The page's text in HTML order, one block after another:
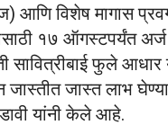
आणि विशेष मागास
१७ ऑगस्टपर्यंत
सावित्रीबाई फुले
जास्त लाभ
यांनी केले आहे.